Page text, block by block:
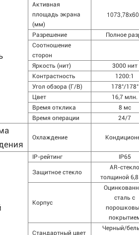
Активная
площадь экрана
(мм)
Разрешение Полное
Соотношение
сторон
Яркость (нит) 3000 нит
Контрастность
1200:1
Угол обзора (Г/В)
178°/178°
Цвет
16,7 млн.
Время отклика
8 мс
Время операции
24/7
Охлаждение
IP-рейтинг IP65
Защитное стекло
AR-стекло
толщиной
Корпус
сталь с
Стандартный цвет
Черный/